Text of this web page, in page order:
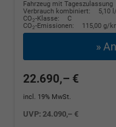
Fahrzeug mit Tageszulassung
Verbrauch kombiniert:
5,10
CO2-Klasse:
C
CO2-Emissionen: 115,00 g/
»
22.690,– €
incl. 19% MwSt.
UVP:24.090,– €